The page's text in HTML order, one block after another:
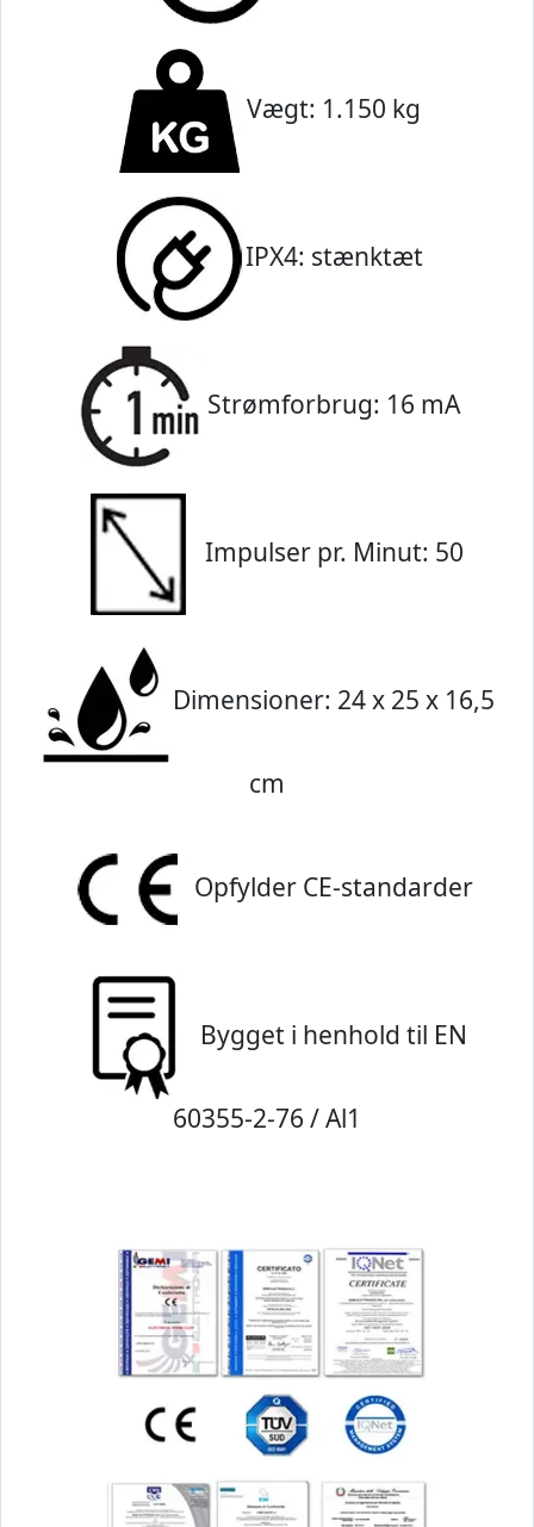
Vægt: 1.150 kg
IPX4: stænktæt
Strømforbrug: 16 mA
Impulser pr. Minut: 50
Dimensioner: 24 x 25 x 16,5
cm
Opfylder CE-standarder
Bygget i henhold til EN
60355-2-76 / Al1